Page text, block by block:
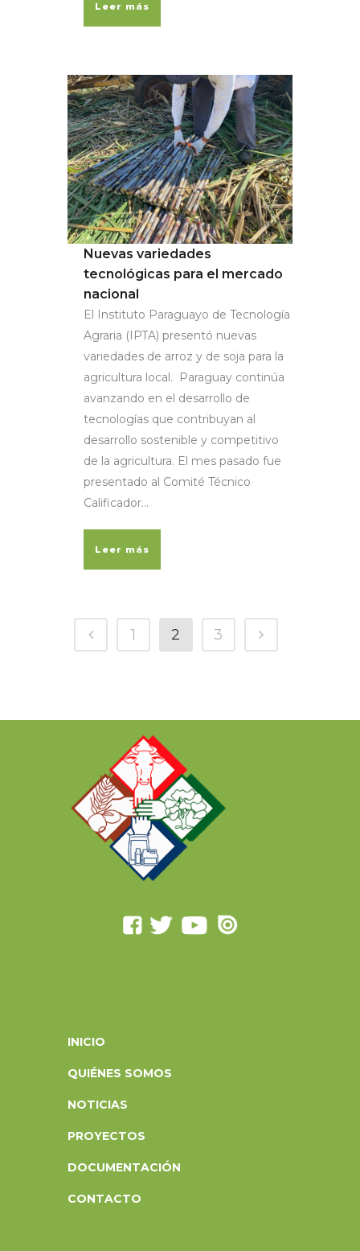
Leer más
Nuevas variedades
tecnológicas para el mercado
nacional
El Instituto Paraguayo de Tecnología
Agraria (IPTA) presentó nuevas
variedades de arroz y de soja para la
agricultura local. Paraguay continúa
avanzando en el desarrollo de
tecnologías que contribuyan al
desarrollo sostenible y competitivo
de la agricultura. El mes pasado fue
presentado al Comité Técnico
Calificador...
Leer más
1 2 3
INICIO
QUIÉNES SOMOS
NOTICIAS
PROYECTOS
DOCUMENTACIÓN
CONTACTO